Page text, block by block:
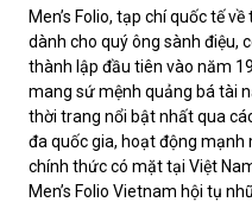
Men’s Folio, tạp chí quốc tế
dành cho quý ông sành điệu,
thành lập đầu tiên vào năm
mang sứ mệnh quảng bá tài
thời trang nổi bật nhất qua
đa quốc gia, hoạt động mạnh
chính thức có mặt tại Việt
Men’s Folio Vietnam hội tụ